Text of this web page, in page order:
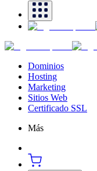
Dominios
Hosting
Marketing
Sitios Web
Certificado SSL
Más